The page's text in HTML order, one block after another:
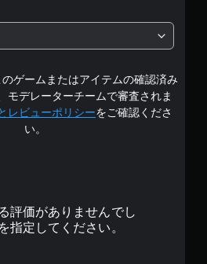
の
4
で
す
ゲームまたはアイテムの確認済み
モデレーターチームで審査されま
レビューポリシーをご確認くださ
い。
評価がありませんでし
指定してください。